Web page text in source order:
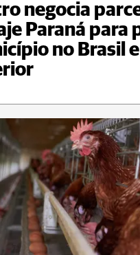
negocia
Paraná para
no Brasil